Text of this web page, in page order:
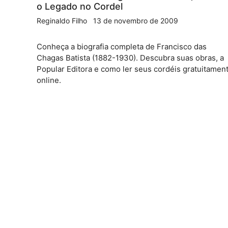
o Legado no Cordel
Reginaldo Filho 13 de novembro de 2009
Conheça a biografia completa de Francisco das
Chagas Batista (1882-1930). Descubra suas obras, a
Popular Editora e como ler seus cordéis
online.